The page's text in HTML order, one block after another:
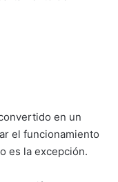
en un
el funcionamiento
es la excepción.